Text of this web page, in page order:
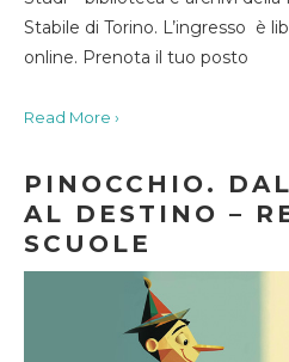
Stabile di Torino. L’ingresso è
online. Prenota il tuo posto
Read More ›
PINOCCHIO.
AL DESTINO –
SCUOLE